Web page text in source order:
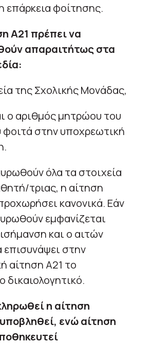
επάρκεια φοίτησης.
Α21 πρέπει να
απαραιτήτως στα
της Σχολικής Μονάδας,
ο αριθμός μητρώου του
φοιτά στην υποχρεωτική
όλα τα στοιχεία
τριας, η αίτηση
κανονικά. Εάν
εμφανίζεται
και ο αιτών
επισυνάψει στην
αίτηση Α21 το
δικαιολογητικό.
η αίτηση
ενώ αίτηση